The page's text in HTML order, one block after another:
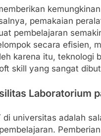
pemakaian
pembelajaran
secara efisien,
karena itu, teknologi
skill yang sangat
Laboratorium
di universitas adalah